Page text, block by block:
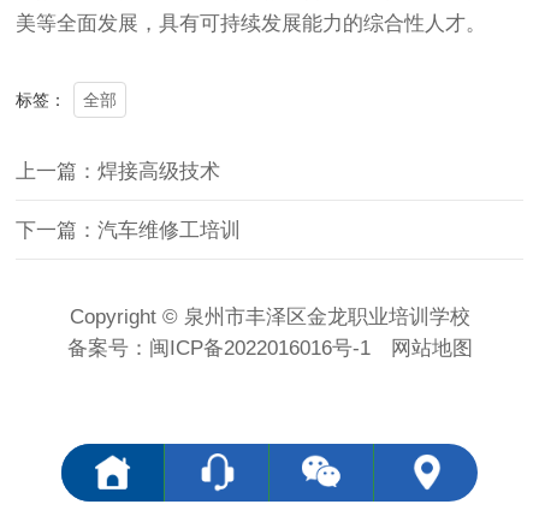
美等全面发展，具有可持续发展能力的综合性人才。
标签： 全部
上一篇：焊接高级技术
下一篇：汽车维修工培训
Copyright © 泉州市丰泽区金龙职业培训学校
备案号： 闽ICP备2022016016号-1 网站地图
<